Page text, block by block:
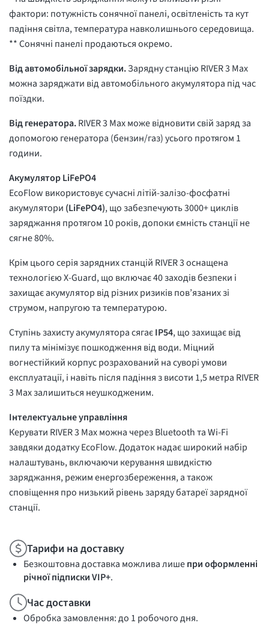
фактори: потужність сонячної панелі, освітленість та кут
падіння світла, температура навколишнього середовища.
** Сонячні панелі продаються окремо.
Від автомобільної зарядки.Зарядну станцію RIVER 3 Max
можна заряджати від автомобільного акумулятора під час
поїздки.
Від генератора.RIVER 3 Max може відновити свій заряд за
допомогою генератора (бензин/газ) усього протягом 1
години.
Акумулятор LiFePO4
EcoFlow використовує сучасні літій-залізо-фосфатні
акумулятори (LiFePO4), що забезпечують 3000+ циклів
заряджання протягом 10 років, допоки ємність станції не
сягне 80%.
Крім цього серія зарядних станцій RIVER 3 оснащена
технологією X-Guard, що включає 40 заходів безпеки і
захищає акумулятор від різних ризиків пов’язаних зі
струмом, напругою та температурою.
Ступінь захисту акумулятора сягаєIP54, що захищає від
пилу та мінімізує пошкодження від води. Міцний
вогнестійкий корпус розрахований на суворі умови
експлуатації, і навіть після падіння з висоти 1,5 метра RIVER
3 Max залишиться неушкодженим.
Інтелектуальне управління
Керувати RIVER 3 Max можна через Bluetooth та Wi-Fi
завдяки додатку EcoFlow. Додаток надає широкий набір
налаштувань, включаючи керування швидкістю
заряджання, режим енергозбереження, а також
сповіщення про низький рівень заряду батареї зарядної
станції.
Тарифи на доставку
Безкоштовна доставка можлива лишепри оформленні
річної підписки VIP+.
Час доставки
Обробка замовлення: до 1 робочого дня.